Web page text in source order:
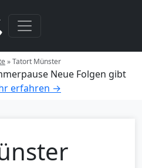
»Tatort Münster
Neue Folgen gibt
erfahren →